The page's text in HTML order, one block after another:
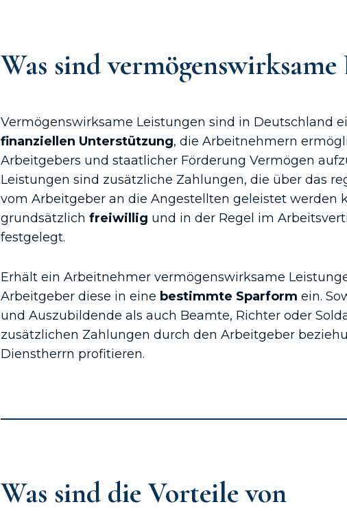
Was sind vermögenswirksame
Vermögenswirksame Leistungen sind in Deutschland
finanziellen Unterstützung, die Arbeitnehmern
Arbeitgebers und staatlicher Förderung Vermögen
Leistungen sind zusätzliche Zahlungen, die über das
vom Arbeitgeber an die Angestellten geleistet werden
grundsätzlich freiwillig und in der Regel im
festgelegt.
Erhält ein Arbeitnehmer vermögenswirksame
Arbeitgeber diese in eine bestimmte Sparform ein.
und Auszubildende als auch Beamte, Richter oder
zusätzlichen Zahlungen durch den Arbeitgeber
Dienstherrn profitieren.
Was sind die Vorteile von